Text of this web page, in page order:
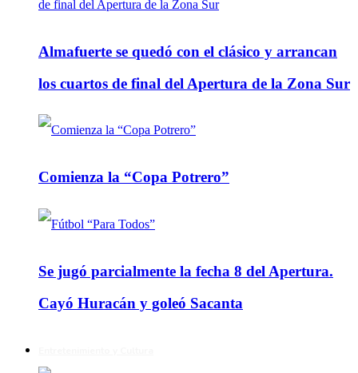
Almafuerte se quedó con el clásico y arrancan
los cuartos de final del Apertura de la Zona Sur
Comienza la “Copa Potrero”
Se jugó parcialmente la fecha 8 del Apertura.
Cayó Huracán y goleó Sacanta